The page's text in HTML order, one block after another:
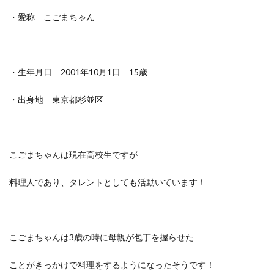
・愛称 こごまちゃん
・生年月日 2001年10月1日 15歳
・出身地 東京都杉並区
こごまちゃんは現在高校生ですが
料理人であり、タレントとしても活動いています！
こごまちゃんは3歳の時に母親が包丁を握らせた
ことがきっかけで料理をするようになったそうです！